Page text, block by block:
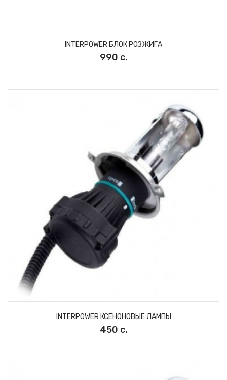
INTERPOWER БЛОК РОЗЖИГА
990 с.
INTERPOWER КСЕНОНОВЫЕ ЛАМПЫ
450 с.